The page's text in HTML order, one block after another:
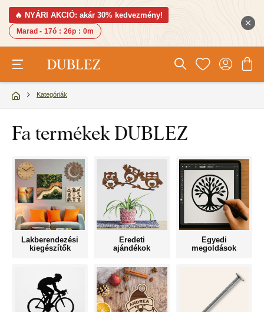
🔥 NYÁRI AKCIÓ: akár 30% kedvezmény!
Marad - 17ó : 25p : 59m
Kategóriák
Fa termékek DUBLEZ
Lakberendezési
kiegészítők
Eredeti
ajándékok
Egyedi
megoldások